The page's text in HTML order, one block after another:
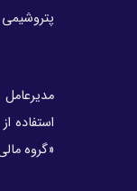
استفاده
«گروه مالی»